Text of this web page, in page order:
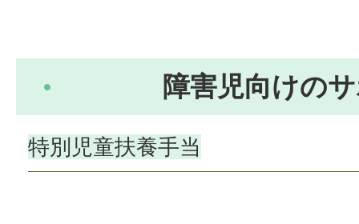
障害児向けの
特別児童扶養手当